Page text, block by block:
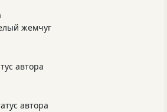
жемчуг
автора
автора